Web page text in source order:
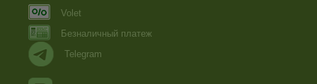
Volet
Безналичный платеж
Telegram